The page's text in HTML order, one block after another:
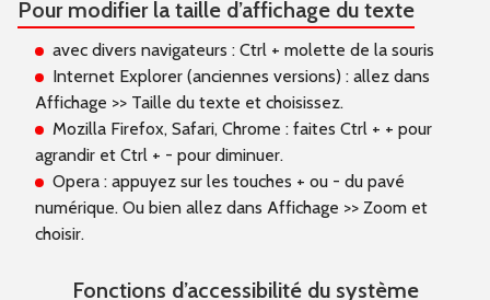
Pour modifier la taille d’affichage du texte
avec divers navigateurs : Ctrl + molette de la souris
Internet Explorer (anciennes versions) : allez dans
Affichage >> Taille du texte et choisissez.
Mozilla Firefox, Safari, Chrome : faites Ctrl + + pour
agrandir et Ctrl + - pour diminuer.
Opera : appuyez sur les touches + ou - du pavé
numérique. Ou bien allez dans Affichage >> Zoom et
choisir.
Fonctions d’accessibilité du système